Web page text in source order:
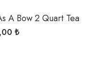
A Bow 2 Quart Tea
₺